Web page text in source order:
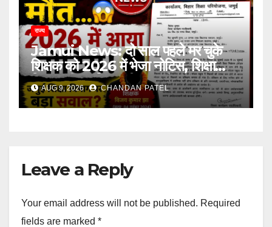
राज्य
Jamui News: दो साल पहले मर चुके
शिक्षक को 2026 में भेजा नोटिस, शिक्षा
विभाग की कार्यप्रणाली पर गंभीर सवाल
AUG 9, 2026 CHANDAN PATEL
Leave a Reply
Your email address will not be published. Required
fields are marked *